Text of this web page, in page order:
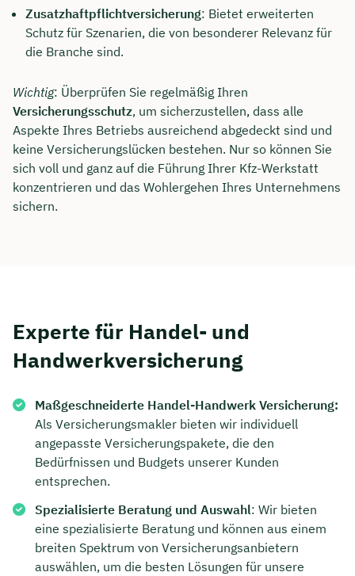
Zusatzhaftpflichtversicherung: Bietet erweiterten
Schutz für Szenarien, die von besonderer Relevanz für
die Branche sind.
Wichtig: Überprüfen Sie regelmäßig Ihren
Versicherungsschutz, um sicherzustellen, dass alle
Aspekte Ihres Betriebs ausreichend abgedeckt sind und
keine Versicherungslücken bestehen. Nur so können Sie
sich voll und ganz auf die Führung Ihrer Kfz-Werkstatt
konzentrieren und das Wohlergehen Ihres Unternehmens
sichern.
Experte für Handel- und
Handwerkversicherung
Maßgeschneiderte Handel-Handwerk Versicherung:
Als Versicherungsmakler bieten wir individuell
angepasste Versicherungspakete, die den
Bedürfnissen und Budgets unserer Kunden
entsprechen.
Spezialisierte Beratung und Auswahl: Wir bieten
eine spezialisierte Beratung und können aus einem
breiten Spektrum von Versicherungsanbietern
auswählen, um die besten Lösungen für unsere
Dauer: ca. 30 Minuten
Kostenfrei & unverbindlich
🗓️ Wählen Sie jetzt Ihren Wunschtermin:
Meeting buchen